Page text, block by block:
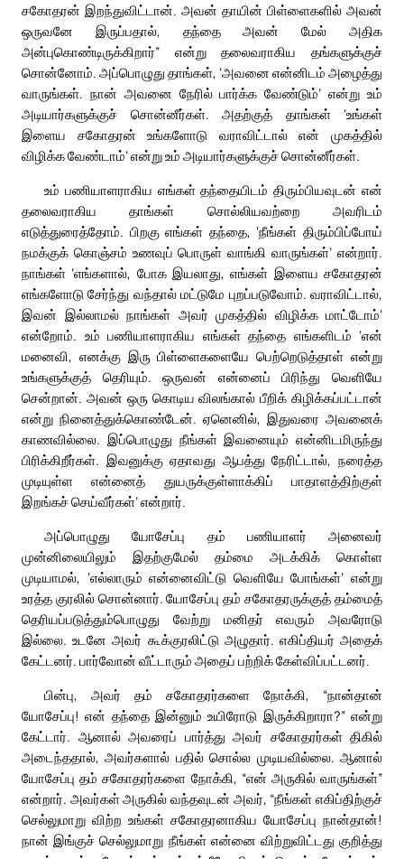
சகோதரன் இறந்துவிட்டான். அவன் தாயின் பிள்ளைகளில் அவன்
ஒருவனே இருப்பதால், தந்தை அவன் மேல் அதிக
அன்புகொண்டிருக்கிறார்” என்று தலைவராகிய தங்களுக்குச்
சொன்னோம். அப்பொழுது தாங்கள், ‘அவனை என்னிடம் அழைத்து
வாருங்கள். நான் அவனை நேரில் பார்க்க வேண்டும்’ என்று உம்
அடியார்களுக்குச் சொன்னீர்கள். அதற்குத் தாங்கள் ‘உங்கள்
இளைய சகோதரன் உங்களோடு வராவிட்டால் என் முகத்தில்
விழிக்க வேண்டாம்’ என்று உம் அடியார்களுக்குச் சொன்னீர்கள்.
உம் பணியாளராகிய எங்கள் தந்தையிடம் திரும்பியவுடன் என்
தலைவராகிய தாங்கள் சொல்லியவற்றை அவரிடம்
எடுத்துரைத்தோம். பிறகு எங்கள் தந்தை, ‘நீங்கள் திரும்பிப்போய்
நமக்குக் கொஞ்சம் உணவுப் பொருள் வாங்கி வாருங்கள்’ என்றார்.
நாங்கள் ‘எங்களால், போக இயலாது, எங்கள் இளைய சகோதரன்
எங்களோடு சேர்ந்து வந்தால் மட்டுமே புறப்படுவோம். வராவிட்டால்,
இவன் இல்லாமல் நாங்கள் அவர் முகத்தில் விழிக்க மாட்டோம்’
என்றோம். உம் பணியாளராகிய எங்கள் தந்தை எங்களிடம் ‘என்
மனைவி, எனக்கு இரு பிள்ளைகளையே பெற்றெடுத்தாள் என்று
உங்களுக்குத் தெரியும். ஒருவன் என்னைப் பிரிந்து வெளியே
சென்றான். அவன் ஒரு கொடிய விலங்கால் பீறிக் கிழிக்கப்பட்டான்
என்று நினைத்துக்கொண்டேன். ஏனெனில், இதுவரை அவனைக்
காணவில்லை. இப்பொழுது நீங்கள் இவனையும் என்னிடமிருந்து
பிரிக்கிறீர்கள். இவனுக்கு ஏதாவது ஆபத்து நேரிட்டால், நரைத்த
முடியுள்ள என்னைத் துயருக்குள்ளாக்கிப் பாதாளத்திற்குள்
இறங்கச் செய்வீர்கள்’ என்றார்.
அப்பொழுது யோசேப்பு தம் பணியாளர் அனைவர்
முன்னிலையிலும் இதற்குமேல் தம்மை அடக்கிக் கொள்ள
முடியாமல், ‘எல்லாரும் என்னைவிட்டு வெளியே போங்கள்’ என்று
உரத்த குரலில் சொன்னார். யோசேப்பு தம் சகோதரருக்குத் தம்மைத்
தெரியப்படுத்தும்பொழுது வேற்று மனிதர் எவரும் அவரோடு
இல்லை. உடனே அவர் கூக்குரலிட்டு அழுதார். எகிப்தியர் அதைக்
கேட்டனர். பார்வோன் வீட்டாரும் அதைப் பற்றிக் கேள்விப்பட்டனர்.
பின்பு, அவர் தம் சகோதரர்களை நோக்கி, “நான்தான்
யோசேப்பு! என் தந்தை இன்னும் உயிரோடு இருக்கிறாரா?” என்று
கேட்டார். ஆனால் அவரைப் பார்த்து அவர் சகோதரர்கள் திகில்
அடைந்ததால், அவர்களால் பதில் சொல்ல முடியவில்லை. ஆனால்
யோசேப்பு தம் சகோதரர்களை நோக்கி, “என் அருகில் வாருங்கள்”
என்றார். அவர்கள் அருகில் வந்தவுடன் அவர், “நீங்கள் எகிப்திற்குச்
செல்லுமாறு விற்ற உங்கள் சகோதரனாகிய யோசேப்பு நான்தான்!
நான் இங்குச் செல்லுமாறு நீங்கள் என்னை விற்றுவிட்டது குறித்து